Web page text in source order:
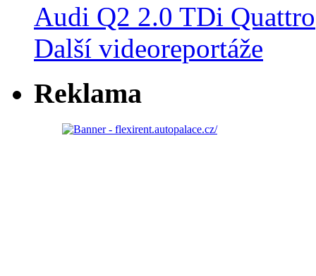
Audi Q2 2.0 TDi Quattro
Další videoreportáže
Reklama